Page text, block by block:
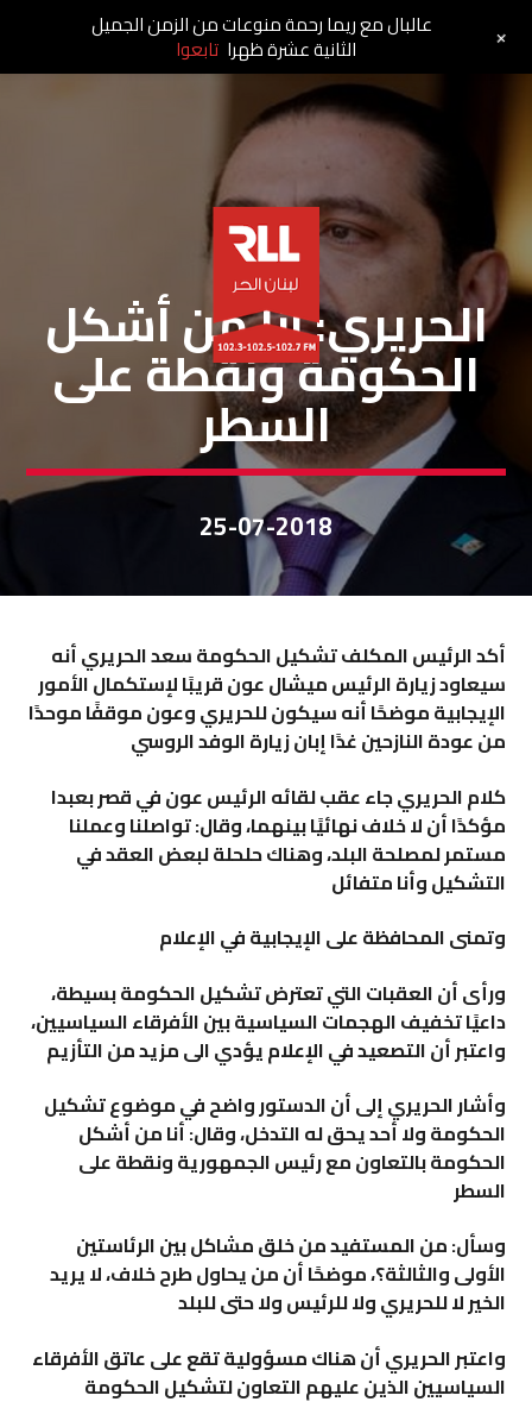
خبر ساخن
الحريري: أنا من أشكل
الحكومة ونقطة على
السطر
25-07-2018
أكد الرئيس المكلف تشكيل الحكومة سعد الحريري أنه
سيعاود زيارة الرئيس ميشال عون قريبًا لإستكمال الأمور
الإيجابية موضحًا أنه سيكون للحريري وعون موقفًا موحدًا
من عودة النازحين غدًا إبان زيارة الوفد الروسي
كلام الحريري جاء عقب لقائه الرئيس عون في قصر بعبدا
مؤكدًا أن لا خلاف نهائيًا بينهما، وقال: تواصلنا وعملنا
مستمر لمصلحة البلد، وهناك حلحلة لبعض العقد في
التشكيل وأنا متفائل
وتمنى المحافظة على الإيجابية في الإعلام
ورأى أن العقبات التي تعترض تشكيل الحكومة بسيطة،
داعيًا تخفيف الهجمات السياسية بين الأفرقاء السياسيين،
واعتبر أن التصعيد في الإعلام يؤدي الى مزيد من التأزيم
وأشار الحريري إلى أن الدستور واضح في موضوع تشكيل
الحكومة ولا أحد يحق له التدخل، وقال: أنا من أشكل
الحكومة بالتعاون مع رئيس الجمهورية ونقطة على
السطر
وسأل: من المستفيد من خلق مشاكل بين الرئاستين
الأولى والثالثة؟، موضحًا أن من يحاول طرح خلاف، لا يريد
الخير لا للحريري ولا للرئيس ولا حتى للبلد
واعتبر الحريري أن هناك مسؤولية تقع على عاتق الأفرقاء
السياسيين الذين عليهم التعاون لتشكيل الحكومة
عالبال مع ريما رحمة منوعات من الزمن الجميل
الثانية عشرة ظهرا تابعوا +